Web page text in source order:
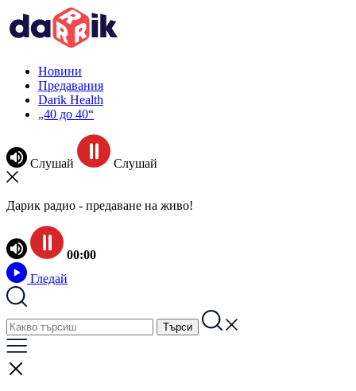
Новини
Предавания
Darik Health
„40 до 40“
Слушай Слушай
Дарик радио - предаване на живо!
00:00
Гледай